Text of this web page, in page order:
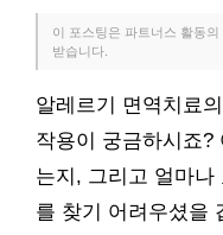
이 포스팅은 파트너스 활동
받습니다.
알레르기 면역치료
작용이 궁금하시죠?
는지, 그리고 얼마나
를 찾기 어려우셨을